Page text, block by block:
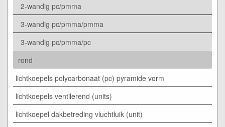
2-wandig pc/pmma
3-wandig pc/pmma/pmma
3-wandig pc/pmma/pc
rond
lichtkoepels polycarbonaat (pc) pyramide vorm
lichtkoepels ventilerend (units)
lichtkoepel dakbetreding vluchtluik (unit)